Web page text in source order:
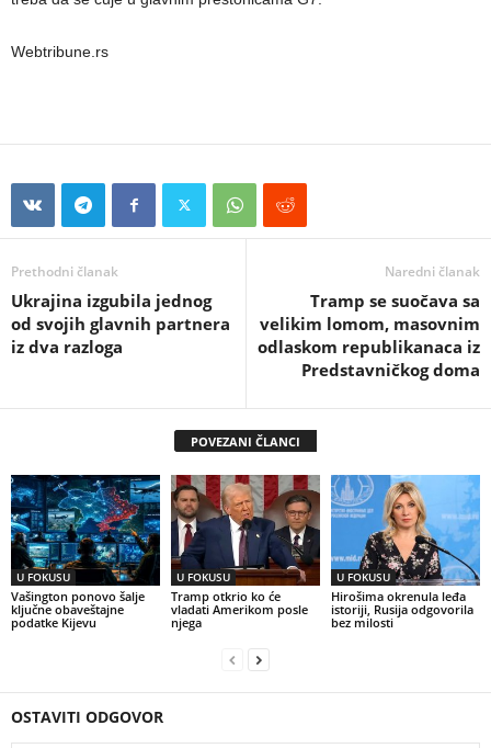
Webtribune.rs
Prethodni članak
Ukrajina izgubila jednog
od svojih glavnih partnera
iz dva razloga
Naredni članak
Tramp se suočava sa
velikim lomom, masovnim
odlaskom republikanaca iz
Predstavničkog doma
POVEZANI ČLANCI
U FOKUSU
Vašington ponovo šalje
ključne obaveštajne
podatke Kijevu
U FOKUSU
Tramp otkrio ko će
vladati Amerikom posle
njega
U FOKUSU
Hirošima okrenula leđa
istoriji, Rusija odgovorila
bez milosti
OSTAVITI ODGOVOR